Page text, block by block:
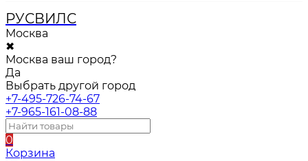
РУСВИЛС
Москва
✖
Москва ваш город?
Да
Выбрать другой город
+7-495-726-74-67
+7-965-161-08-88
0
Корзина